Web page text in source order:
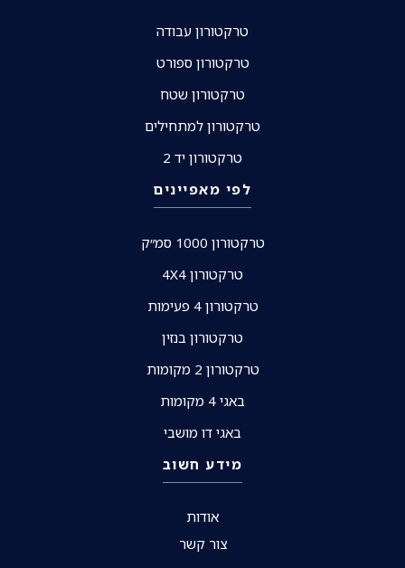
טרקטורון עבודה
טרקטורון ספורט
טרקטורון שטח
טרקטורון למתחילים
טרקטורון יד 2
לפי מאפיינים
טרקטורון 1000 סמ״ק
טרקטורון 4X4
טרקטורון 4 פעימות
טרקטורון בנזין
טרקטורון 2 מקומות
באגי 4 מקומות
באגי דו מושבי
מידע חשוב
אודות
צור קשר